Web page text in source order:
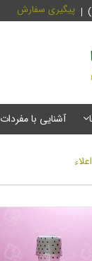
) پیگیری سفارش
آشنایی با مفردات